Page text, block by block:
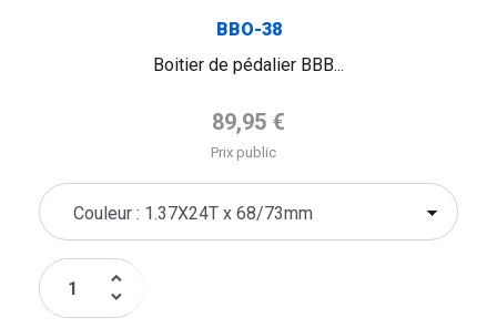
BBO-38
Boitier de pédalier BBB...
Prix de base
89,95 €
Prix public
keyboard_arrow_up
keyboard_arrow_down